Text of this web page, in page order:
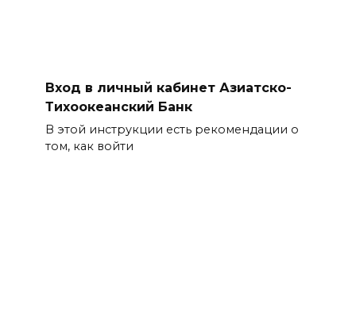
Вход в личный кабинет Азиатско-
Тихоокеанский Банк
В этой инструкции есть рекомендации о
том, как войти